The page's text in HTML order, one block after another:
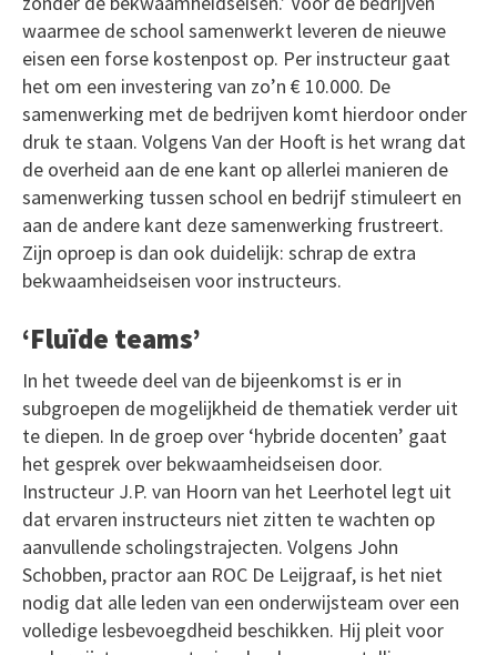
waarmee de school samenwerkt leveren de nieuwe
eisen een forse kostenpost op. Per instructeur gaat
het om een investering van zo’n € 10.000. De
samenwerking met de bedrijven komt hierdoor onder
druk te staan. Volgens Van der Hooft is het wrang dat
de overheid aan de ene kant op allerlei manieren de
samenwerking tussen school en bedrijf stimuleert en
aan de andere kant deze samenwerking frustreert.
Zijn oproep is dan ook duidelijk: schrap de extra
bekwaamheidseisen voor instructeurs.
‘Fluïde teams’
In het tweede deel van de bijeenkomst is er in
subgroepen de mogelijkheid de thematiek verder uit
te diepen. In de groep over ‘hybride docenten’ gaat
het gesprek over bekwaamheidseisen door.
Instructeur J.P. van Hoorn van het Leerhotel legt uit
dat ervaren instructeurs niet zitten te wachten op
aanvullende scholingstrajecten. Volgens John
Schobben, practor aan ROC De Leijgraaf, is het niet
nodig dat alle leden van een onderwijsteam over een
volledige lesbevoegdheid beschikken. Hij pleit voor